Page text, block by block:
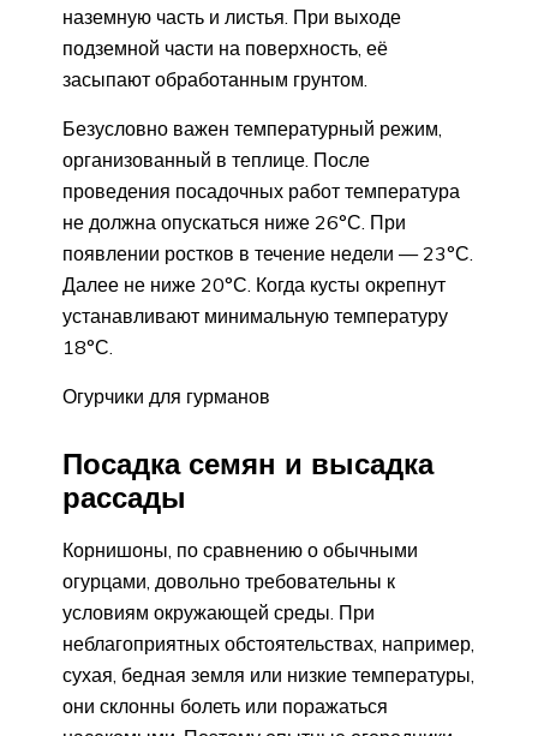
наземную часть и листья. При выходе
подземной части на поверхность, её
засыпают обработанным грунтом.
Безусловно важен температурный режим,
организованный в теплице. После
проведения посадочных работ температура
не должна опускаться ниже 26°С. При
появлении ростков в течение недели — 23°С.
Далее не ниже 20°С. Когда кусты окрепнут
устанавливают минимальную температуру
18°С.
Огурчики для гурманов
Посадка семян и высадка
рассады
Корнишоны, по сравнению о обычными
огурцами, довольно требовательны к
условиям окружающей среды. При
неблагоприятных обстоятельствах, например,
сухая, бедная земля или низкие температуры,
они склонны болеть или поражаться